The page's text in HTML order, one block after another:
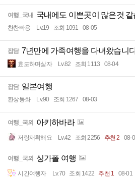
여행_국내 국내에도 이쁜곳이 많은것
찬찬빠용 Lv.19 조회 1091 08-05
잡담 7년만에 가족여행을 다녀왔습니
효도하며살자 Lv.82 조회 1113 08-04
잡담 일본여행
환상동화 Lv.90 조회 1267 08-03
여행_국외 아키하바라
저랑재획해요 Lv.42 조회 2256 추천 2 08-
여행_국외 싱가폴 여행
시간여행자 Lv.70 조회 1422 추천 1 08-01